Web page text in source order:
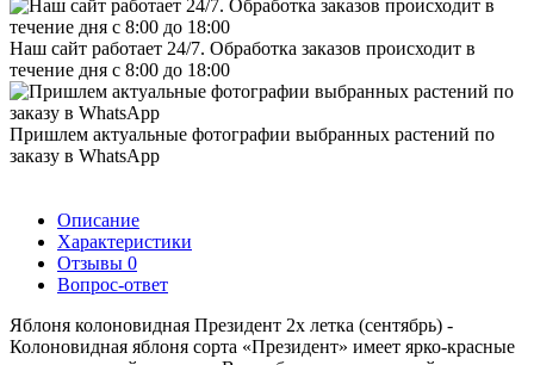
Наш сайт работает 24/7. Обработка заказов происходит в
течение дня с 8:00 до 18:00
Пришлем актуальные фотографии выбранных растений по
заказу в WhatsApp
Описание
Характеристики
Отзывы 0
Вопрос-ответ
Яблоня колоновидная Президент 2х летка (сентябрь) -
Колоновидная яблоня сорта «Президент» имеет ярко-красные